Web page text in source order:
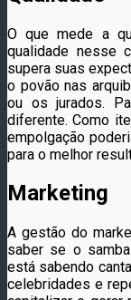
O que mede a
qualidade nesse
supera suas
o povão nas
ou os jurados.
diferente. Como
empolgação
para o melhor
Marketing
A gestão do
saber se o
está sabendo
celebridades e